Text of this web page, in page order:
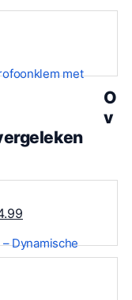
met
O
v
i
– Dynamische